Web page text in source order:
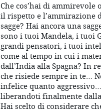
Che cos’hai di ammirevole
il rispetto e l’ammirazione
sagge? Hai ancora una
sono i tuoi Mandela, i tuoi
grandi pensatori, i tuoi
come al tempo in cui i
dall’India alla Spagna? In
che risiede sempre in te…
infelice quanto
liberandoti finalmente
Hai scelto di considerare